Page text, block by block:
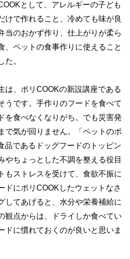
として、アレルギーの子ども
けで作れること、冷めても味が良
当のおかず作り、仕上がりが柔ら
、ペットの食事作りに使えること
た。
は、ポリCOOKの新設講座である
うです。手作りのフードを食べて
を食べなくなりがち。でも災害発
で気が回りません。「ペットのポ
品であるドッグフードのトッピン
やちょっとした不調を整える役目
もストレスを受けて、食欲不振に
ドにポリCOOKしたウェットなさ
してあげると、水分や栄養補給に
観点からは、ドライしか食べてい
ドに慣れておくのが良いと思いま